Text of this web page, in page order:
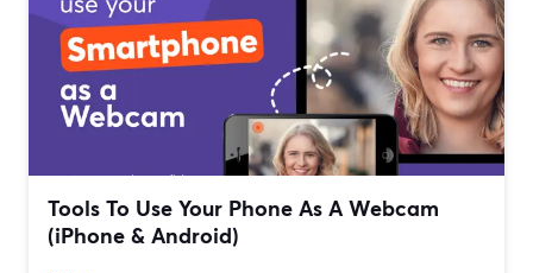
Tools To Use Your Phone As A Webcam
(iPhone & Android)